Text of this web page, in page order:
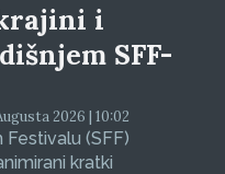
i
SFF-
2026 | 10:02
Festivalu (SFF)
kratki